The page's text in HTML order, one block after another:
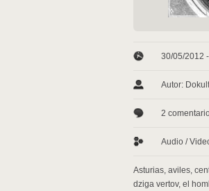
30/05/2012
Autor: Dokult
2
Audio /
Asturias, aviles,
dziga vertov, el